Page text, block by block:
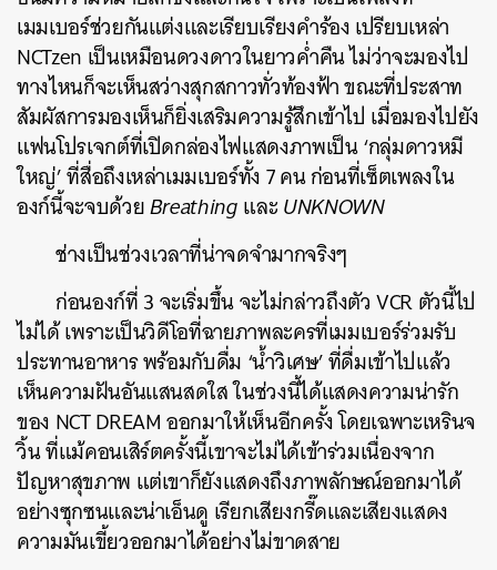
เมมเบอร์ช่วยกันแต่งและเรียบเรียงคำร้อง เปรียบเหล่า
NCTzen เป็นเหมือนดวงดาวในยาวค่ำคืน ไม่ว่าจะมองไป
ทางไหนก็จะเห็นสว่างสุกสกาวทั่วท้องฟ้า ขณะที่ประสาท
สัมผัสการมองเห็นก็ยิ่งเสริมความรู้สึกเข้าไป เมื่อมองไปยัง
แฟนโปรเจกต์ที่เปิดกล่องไฟแสดงภาพเป็น ‘กลุ่มดาวหมี
ใหญ่’ ที่สื่อถึงเหล่าเมมเบอร์ทั้ง 7 คน ก่อนที่เซ็ตเพลงใน
องก์นี้จะจบด้วยBreathingและUNKNOWN
ช่างเป็นช่วงเวลาที่น่าจดจำมากจริงๆ
ก่อนองก์ที่ 3 จะเริ่มขึ้น จะไม่กล่าวถึงตัว VCR ตัวนี้ไป
ไม่ได้ เพราะเป็นวิดีโอที่ฉายภาพละครที่เมมเบอร์ร่วมรับ
ประทานอาหาร พร้อมกับดื่ม ‘น้ำวิเศษ’ ที่ดื่มเข้าไปแล้ว
เห็นความฝันอันแสนสดใส ในช่วงนี้ได้แสดงความน่ารัก
ของ NCT DREAM ออกมาให้เห็นอีกครั้ง โดยเฉพาะเหรินจ
วิ้น ที่แม้คอนเสิร์ตครั้งนี้เขาจะไม่ได้เข้าร่วมเนื่องจาก
ปัญหาสุขภาพ แต่เขาก็ยังแสดงถึงภาพลักษณ์ออกมาได้
อย่างซุกซนและน่าเอ็นดู เรียกเสียงกรี๊ดและเสียงแสดง
ความมันเขี้ยวออกมาได้อย่างไม่ขาดสาย